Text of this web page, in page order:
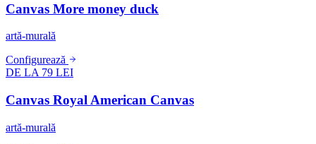
Canvas More money duck
artă-murală
Configurează
DE LA 79 LEI
Canvas Royal American Canvas
artă-murală